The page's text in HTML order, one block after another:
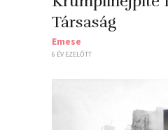
Társaság
Emese
6 ÉV EZELŐTT